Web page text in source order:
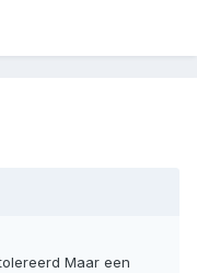
Maar een